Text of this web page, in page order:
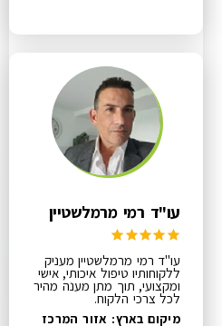
עו"ד רמי מרמלשטיין
עו"ד רמי מרמלשטיין מעניק
ללקוחותיו טיפול איכותי, אישי
ומקצועי, תוך מתן מענה מהיר
לכל צרכי הלקוח.
מיקום בארץ: אזור המרכז